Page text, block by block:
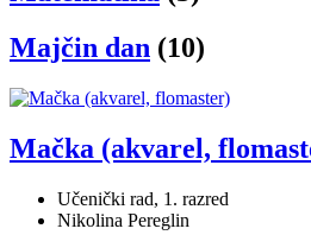
Majčin dan (10)
Mačka (akvarel,
Učenički rad, 1. razred
Nikolina Pereglin